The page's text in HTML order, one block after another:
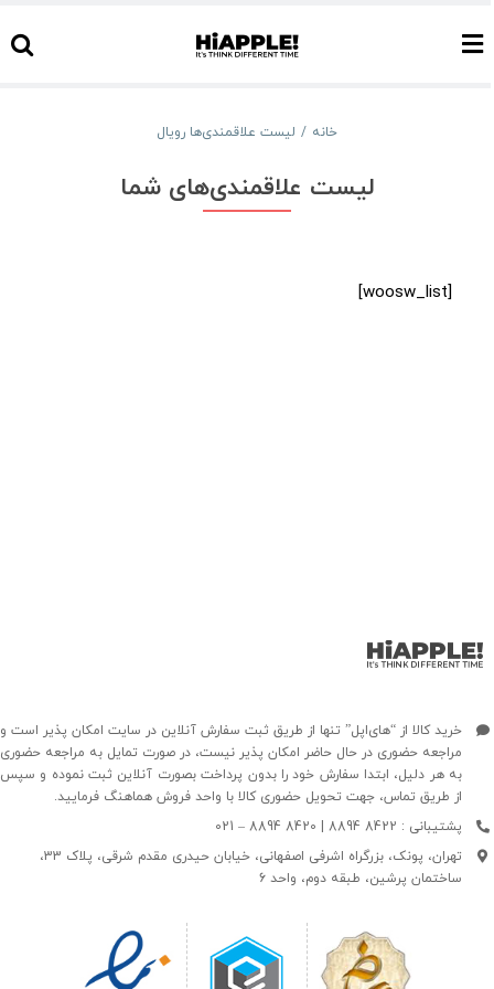
to
خانه لیست علاقمندی‌ها رویال
لیست علاقمندی‌های شما
[woosw_list]
خرید کالا از “های‌اپل” تنها از طریق ثبت سفارش آنلاین در سایت امکان پذیر است و
مراجعه حضوری در حال حاضر امکان پذیر نیست، در صورت تمایل به مراجعه حضوری
به هر دلیل، ابتدا سفارش خود را بدون پرداخت بصورت آنلاین ثبت نموده و سپس
از طریق تماس، جهت تحویل حضوری کالا با واحد فروش هماهنگ فرمایید.
پشتیبانی : 8422 8894 | 8420 8894 – 021
تهران، پونک، بزرگراه اشرفی اصفهانی، خیابان حیدری مقدم شرقی، پلاک 33،
ساختمان پرشین، طبقه دوم، واحد 6